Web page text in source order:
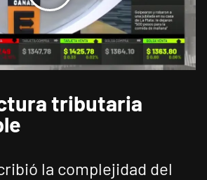
tributaria
la complejidad del